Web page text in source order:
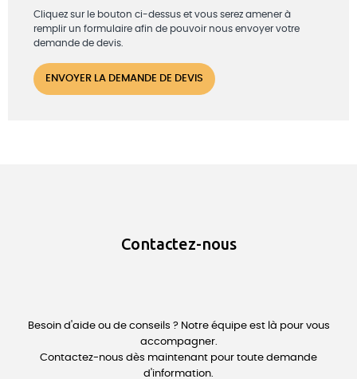
Cliquez sur le bouton ci-dessus et vous serez amener à
remplir un formulaire afin de pouvoir nous envoyer votre
demande de devis.
Contactez-nous
Besoin d'aide ou de conseils ? Notre équipe est là pour vous
accompagner.
Contactez-nous dès maintenant pour toute demande
d'information.